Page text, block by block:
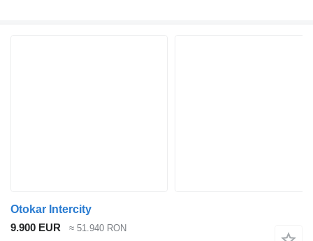
Otokar Intercity
9.900 EUR
≈ 51.940 RON